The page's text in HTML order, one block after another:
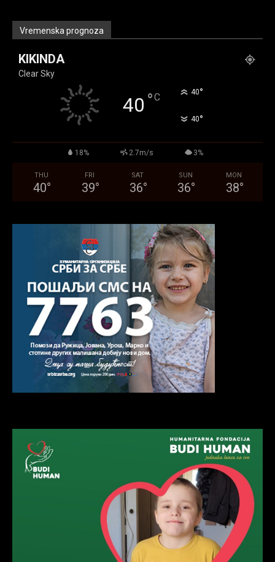
Vremenska prognoza
KIKINDA
Clear Sky
40 °C 40°
40°
18% 2.7m/s 3%
THU
40°
FRI
39°
SAT
36°
SUN
36°
MON
38°